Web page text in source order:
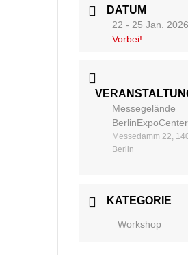
DATUM
22 - 25 Jan. 2026
Vorbei!
Messegelände
BerlinExpoCenter
Messedamm 22,
Berlin
KATEGORIE
Workshop